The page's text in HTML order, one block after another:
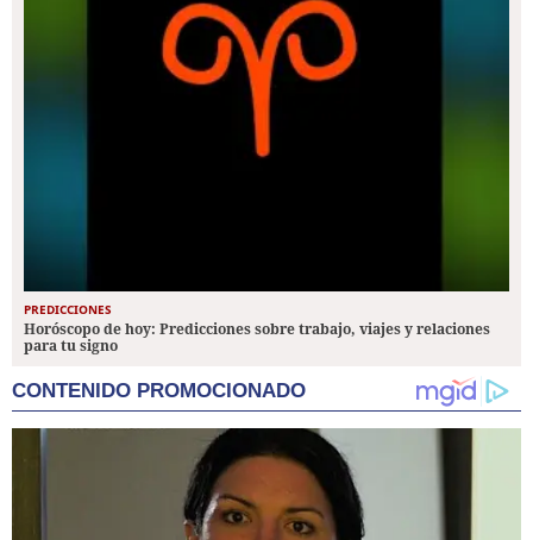
PREDICCIONES
Horóscopo de hoy: Predicciones sobre trabajo, viajes y relaciones
para tu signo
CONTENIDO PROMOCIONADO